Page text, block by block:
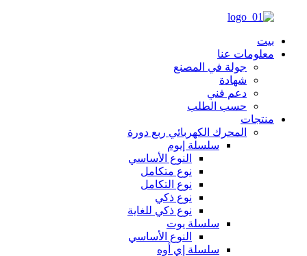
بيت
معلومات عنا
جولة في المصنع
شهادة
دعم فني
حسب الطلب
منتجات
المحرك الكهربائي ربع دورة
سلسلة إيوم
النوع الأساسي
نوع متكامل
نوع التكامل
نوع ذكي
نوع ذكي للغاية
سلسلة يوت
النوع الأساسي
سلسلة إي أوه